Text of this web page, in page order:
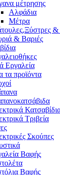
μέτρησης
Αλφάδια
Μέτρα
& Βαριές
Εργαλεία
τα προϊόντα
Τριβεία
Σκούπες
Βαφής
Βαφής